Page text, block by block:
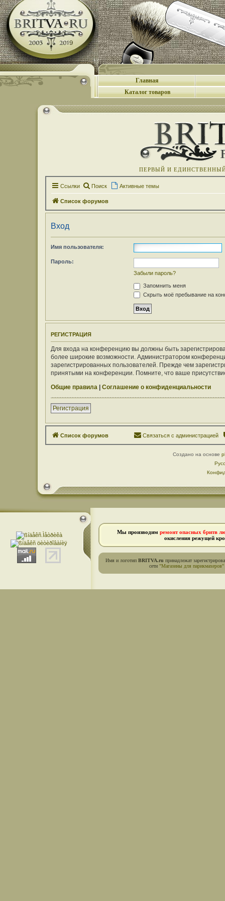
Главная
Каталог товаров
ПЕРВЫЙ И
Ссылки Поиск Активные темы
Список форумов
Вход
Имя пользователя:
Пароль:
Забыли пароль?
Запомнить меня
Скрыть моё пребывание на
РЕГИСТРАЦИЯ
Для входа на конференцию вы должны быть
более широкие возможности. Администратором
зарегистрированных пользователей. Прежде чем
принятыми на конференции. Помните, что ваше
Общие правила | Соглашение о конфиденциальности
Регистрация
Список форумов Связаться с администрацией
Создано на основе
Мы производим ремонт опасных бритв
окисления режущей
Имя и логотип BRITVA.ru принадлежат
сети "Магазины для парикмахеров"